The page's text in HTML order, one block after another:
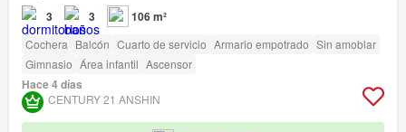
3 3 106 m²
Cochera Balcón Cuarto de servicio Armario empotrado Sin amoblar
Gimnasio Área infantil Ascensor
Hace 4 días
CENTURY 21 ANSHIN